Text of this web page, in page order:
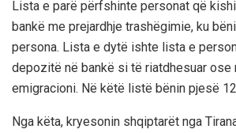
Lista e parë përfshinte personat që
bankë me prejardhje trashëgimie, ku
persona. Lista e dytë ishte lista e
depozitë në bankë si të riatdhesuar ose
emigracioni. Në këtë listë bënin pjesë
Nga këta, kryesonin shqiptarët nga